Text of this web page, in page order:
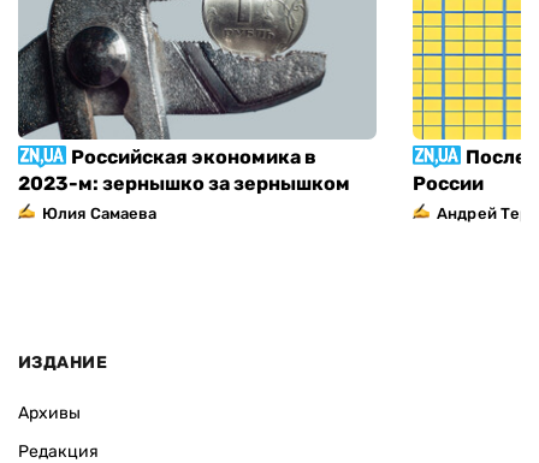
Российская экономика в
2023-м: зернышко за зернышком
Юлия Самаева
России
Андрей
ИЗДАНИЕ
Архивы
Редакция